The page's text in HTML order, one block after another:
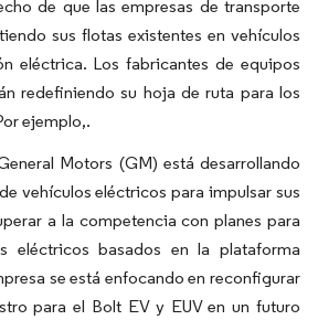
de que las empresas de transporte
sus flotas existentes en vehículos
eléctrica. Los fabricantes de equipos
redefiniendo su hoja de ruta para los
ejemplo,​.
Motors (GM) está desarrollando
vehículos eléctricos para impulsar sus
a la competencia con planes para
eléctricos basados en la plataforma
se está enfocando en reconfigurar
para el Bolt EV y EUV en un futuro